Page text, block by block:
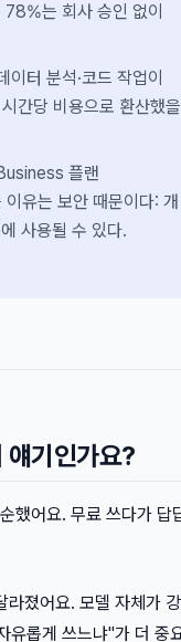
는 회사 승인 없이
터 분석·코드 작업이
간당 비용으로 환산했을
플랜
유는 보안 때문이다: 개
사용될 수 있다.
기인가요?
했어요. 무료 쓰다가 답
졌어요. 모델 자체가
유롭게 쓰느냐"가 더 중